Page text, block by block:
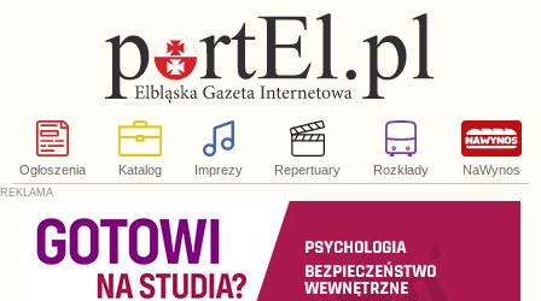
Ogłoszenia Katalog Imprezy Repertuary Rozkłady NaWynos